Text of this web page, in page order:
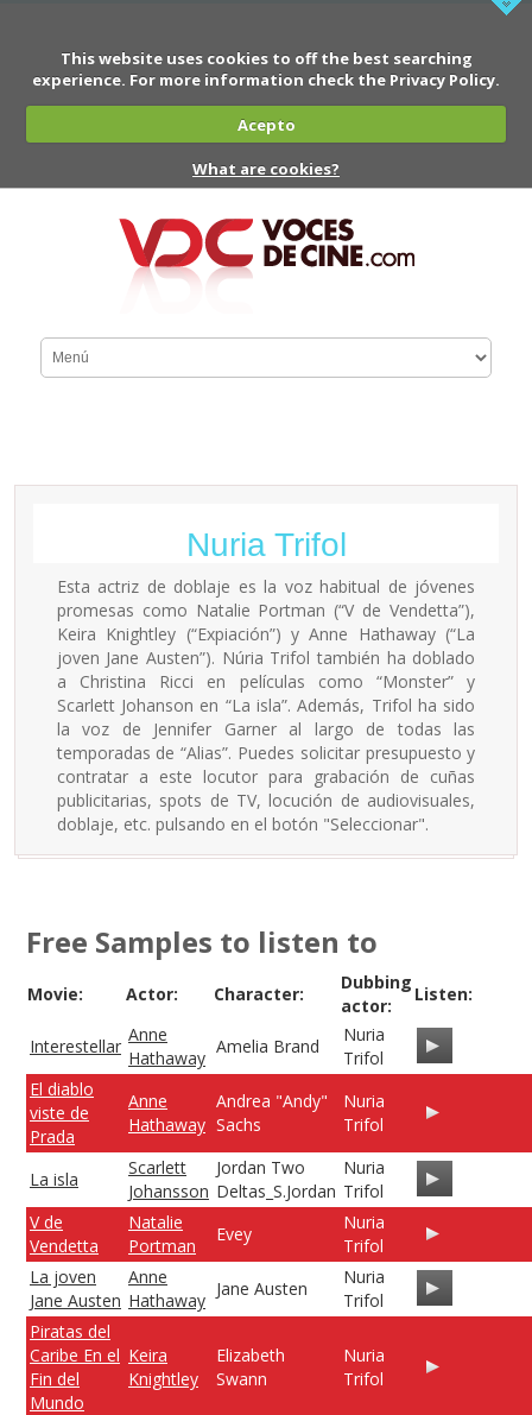
This website uses cookies to off the best searching
experience. For more information check the Privacy Policy.
Acepto
What are cookies?
Nuria Trifol
Esta actriz de doblaje es la voz habitual de jóvenes
promesas como Natalie Portman (“V de Vendetta”),
Keira Knightley (“Expiación”) y Anne Hathaway (“La
joven Jane Austen”). Núria Trifol también ha doblado
a Christina Ricci en películas como “Monster” y
Scarlett Johanson en “La isla”. Además, Trifol ha sido
la voz de Jennifer Garner al largo de todas las
temporadas de “Alias”. Puedes solicitar presupuesto y
contratar a este locutor para grabación de cuñas
publicitarias, spots de TV, locución de audiovisuales,
doblaje, etc. pulsando en el botón "Seleccionar".
Free Samples to listen to
Movie: Actor: Character:
Dubbing
actor:
Listen:
Interestellar
Anne
Hathaway
Amelia Brand
Nuria
Trifol
El diablo
viste de
Prada
Anne
Hathaway
Andrea "Andy"
Sachs
Nuria
Trifol
La isla
Scarlett
Johansson
Jordan Two
Deltas_S.Jordan
Nuria
Trifol
V de
Vendetta
Natalie
Portman
Evey
Nuria
Trifol
La joven
Jane Austen
Anne
Hathaway
Jane Austen
Nuria
Trifol
Piratas del
Caribe En el
Fin del
Mundo
Keira
Knightley
Elizabeth
Swann
Nuria
Trifol